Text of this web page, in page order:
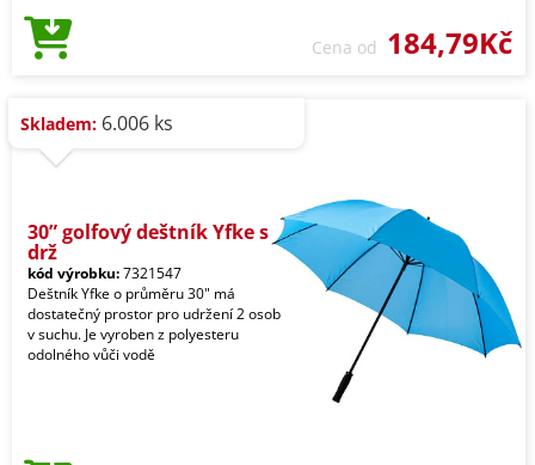
Cena od 184,79Kč
Skladem: 6.006 ks
30” golfový deštník Yfke s
drž
kód výrobku:7321547
Deštník Yfke o průměru 30" má
dostatečný prostor pro udržení 2 osob
v suchu. Je vyroben z polyesteru
odolného vůči vodě